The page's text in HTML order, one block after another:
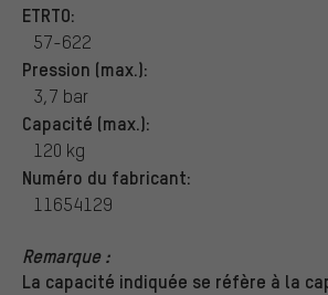
ETRTO:
57-622
Pression (max.):
3,7 bar
Capacité (max.):
120 kg
Numéro du fabricant:
11654129
Remarque :
La capacité indiquée se réfère à la